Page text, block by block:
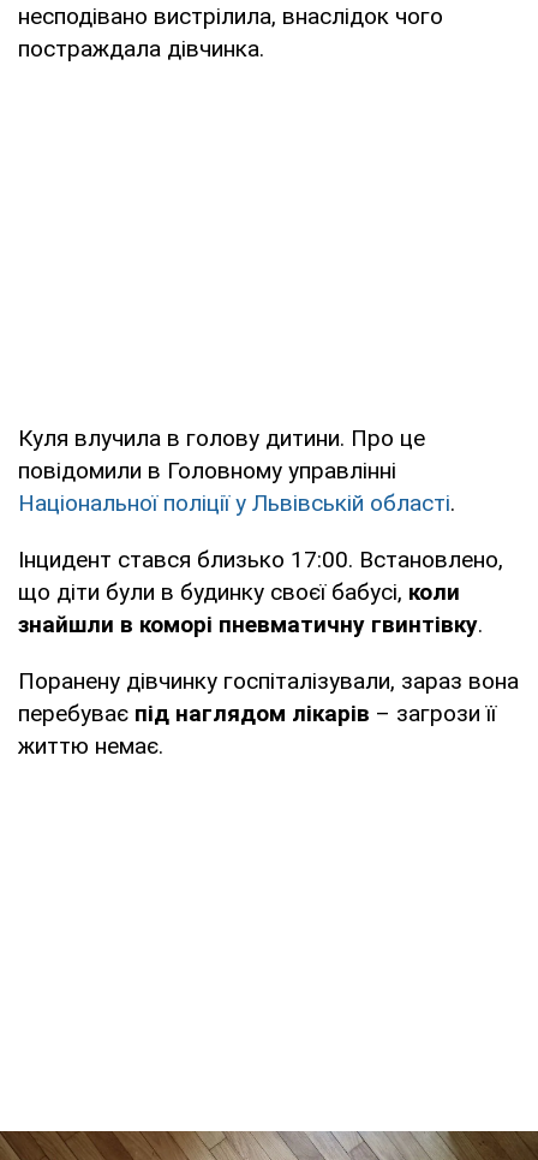
несподівано вистрілила, внаслідок чого
постраждала дівчинка.
Куля влучила в голову дитини. Про це
повідомили в Головному управлінні
Національної поліції у Львівській області.
Інцидент стався близько 17:00. Встановлено,
що діти були в будинку своєї бабусі, коли
знайшли в коморі пневматичну гвинтівку.
Поранену дівчинку госпіталізували, зараз вона
перебуває під наглядом лікарів – загрози її
життю немає.